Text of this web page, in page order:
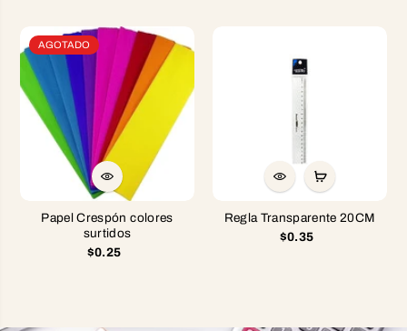
AGOTADO
Papel Crespón colores
surtidos
$0.25
Regla Transparente 20CM
$0.35